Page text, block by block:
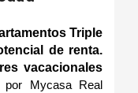
Triple
de renta.
vacacionales
por Mycasa Real